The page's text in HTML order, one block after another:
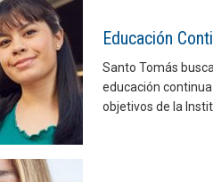
Educación
Santo Tomás
educación
objetivos de la